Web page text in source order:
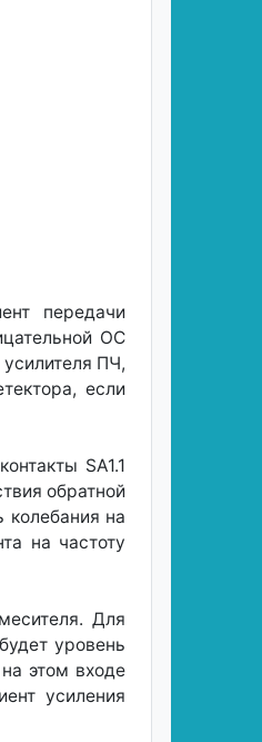
передачи
ОС
ПЧ,
если
SA1.1
обратной
колебания на
на частоту
Для
уровень
этом входе
усиления